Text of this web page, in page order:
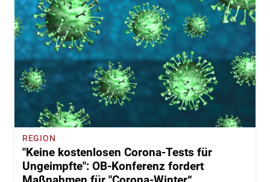
REGION
"Keine kostenlosen Corona-Tests für
Ungeimpfte": OB-Konferenz fordert